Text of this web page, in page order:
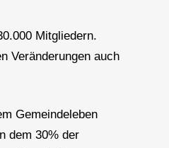
Mitgliedern.
Veränderungen auch
Gemeindeleben
dem 30% der